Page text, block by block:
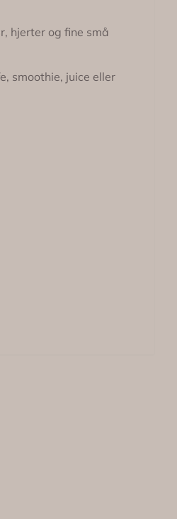
hjerter og fine små
smoothie, juice eller